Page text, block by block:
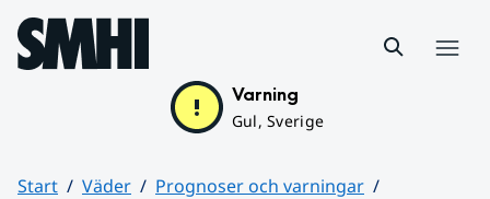
Hoppa till sidans innehåll
Varning
Gul, Sverige
Start Väder
Prognoser och varningar